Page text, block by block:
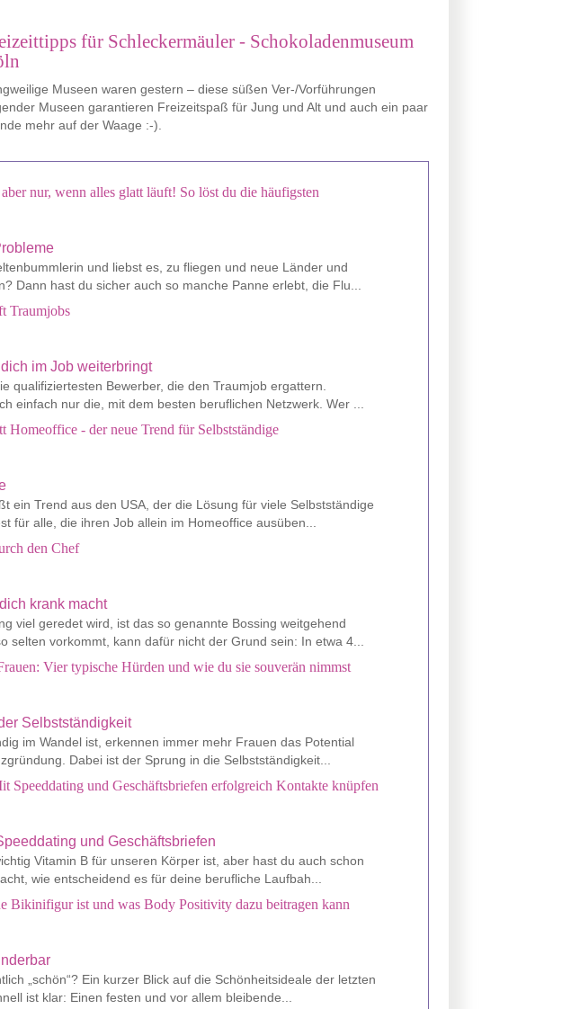
für Schleckermäuler - Schokoladenmuseum
Museen waren gestern – diese süßen Ver-/Vorführungen
Museen garantieren Freizeitspaß für Jung und Alt und auch ein paar
mehr auf der Waage :-).
nur, wenn alles glatt läuft! So löst du die häufigsten
und liebst es, zu fliegen und neue Länder und
Dann hast du sicher auch so manche Panne erlebt, die Flu...
Traumjobs
qualifiziertesten Bewerber, die den Traumjob ergattern.
einfach nur die, mit dem besten beruflichen Netzwerk. Wer ...
Homeoffice - der neue Trend für Selbstständige
ein Trend aus den USA, der die Lösung für viele Selbstständige
für alle, die ihren Job allein im Homeoffice ausüben...
den Chef
viel geredet wird, ist das so genannte Bossing weitgehend
selten vorkommt, kann dafür nicht der Grund sein: In etwa 4...
Vier typische Hürden und wie du sie souverän nimmst
im Wandel ist, erkennen immer mehr Frauen das Potential
Dabei ist der Sprung in die Selbstständigkeit...
Speeddating und Geschäftsbriefen erfolgreich Kontakte knüpfen
Vitamin B für unseren Körper ist, aber hast du auch schon
wie entscheidend es für deine berufliche Laufbah...
Bikinifigur ist und was Body Positivity dazu beitragen kann
„schön“? Ein kurzer Blick auf die Schönheitsideale der letzten
ist klar: Einen festen und vor allem bleibende...